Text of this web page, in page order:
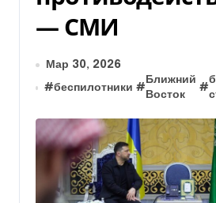
— СМИ
Мар 30, 2026
#беспилотники #
Ближний
Восток
#